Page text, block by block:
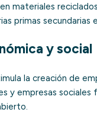
materiales
primas secundarias
y social
la creación de
y empresas